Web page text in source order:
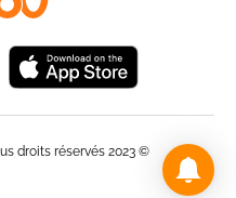
© Web News / le360.ma / Tous droits réservés 2023